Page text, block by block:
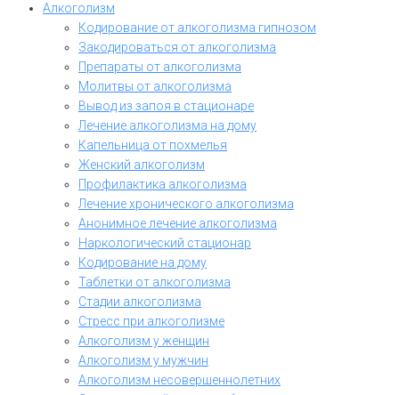
Алкоголизм
Кодирование от алкоголизма гипнозом
Закодироваться от алкоголизма
Препараты от алкоголизма
Молитвы от алкоголизма
Вывод из запоя в стационаре
Лечение алкоголизма на дому
Капельница от похмелья
Женский алкоголизм
Профилактика алкоголизма
Лечение хронического алкоголизма
Анонимное лечение алкоголизма
Наркологический стационар
Кодирование на дому
Таблетки от алкоголизма
Стадии алкоголизма
Стресс при алкоголизме
Алкоголизм у женщин
Алкоголизм у мужчин
Алкоголизм несовершеннолетних